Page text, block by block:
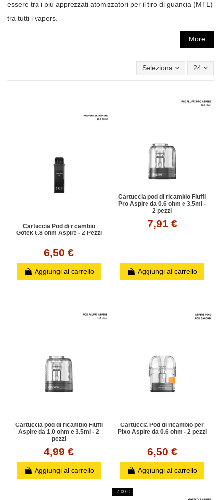
essere tra i più apprezzati atomizzatori per il tiro di guancia (MTL)
tra tutti i vapers.
More
Seleziona 24
Cartuccia Pod di ricambio
Gotek 0.8 ohm Aspire - 2 Pezzi
6,50 €
Aggiungi al carrello
Cartuccia pod di ricambio Fluffi
Pro Aspire da 0.6 ohm e 3.5ml -
2 pezzi
7,91 €
Aggiungi al carrello
Cartuccia pod di ricambio Fluffi
Aspire da 1.0 ohm e 3.5ml - 2
pezzi
4,99 €
Aggiungi al carrello
Cartuccia Pod di ricambio per
Pixo Aspire da 0.6 ohm - 2 pezzi
6,50 €
Aggiungi al carrello
-7,00 €